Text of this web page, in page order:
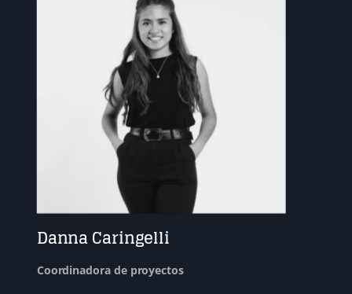
Danna Caringelli
Coordinadora de proyectos